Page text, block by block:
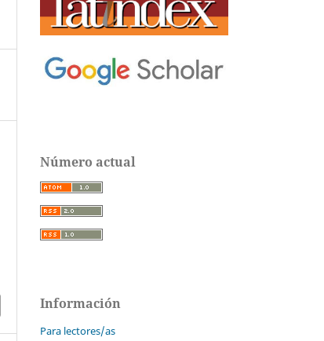
Número actual
Información
Para lectores/as